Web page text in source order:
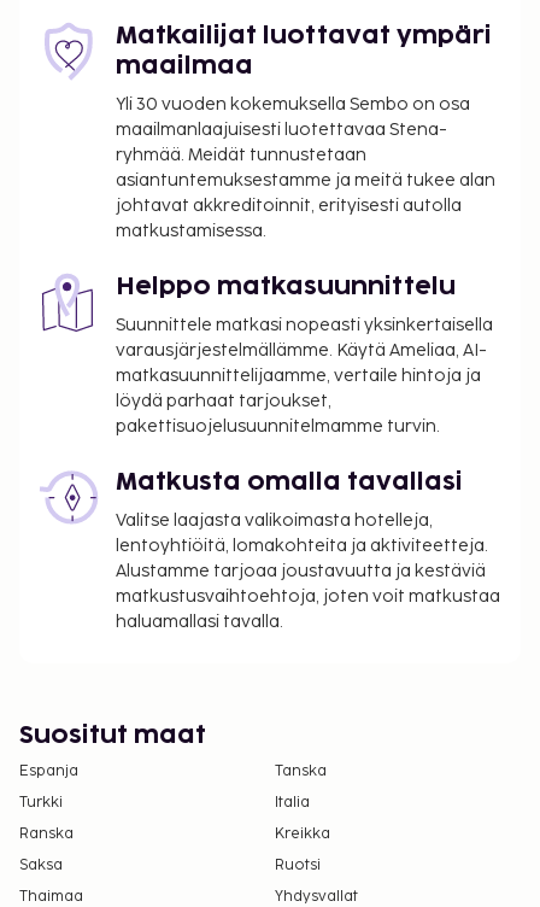
Valet-pysäköinti: 15 EUR per yö
Lemmikit: 29 EUR per lemmikki per päivä
Avustajaeläimistä ei veloiteta lisämaksuja
Yllä oleva luettelo ei ehkä kata kaikkea. Maksut ja
takuumaksut eivät välttämättä sisällä veroja, ja ne
saattavat muuttua.
Kansallisten määräysten vuoksi käteismaksut
tässä majoituspaikassa. Saat lisätietoja asiasta
ottamalla yhteyttä majoituspaikkaan
varausvahvistuksessa olevien tietojen avulla.
Uima-allasta voi käyttää klo 7.00–19.30.
Hierontapalvelut ja kylpylähoidot tulee varata
etukäteen. Varauksen voi tehdä ottamalla
soittamalla varausvahvistuksessa olevaan
numeroon.
Enintään 2 korkeintaan 3 vuotta vanhaa lasta
voi majoittua ilmaiseksi, kun he käyttävät
vanhemman tai huoltajan huoneessa olevia
sänkyjä.
varausvahvistuksessa olevia yhteystietoja
(lemmikeistä veloitetaan lisämaksuja, ja niistä
löytyy lisätietoja lisämaksuja koskevassa
osiossa).
Kontaktiton sisäänkirjautuminen ja kontaktiton
uloskirjautuminen ovat saatavilla.
Matkailijat luottavat ympäri
maailmaa
Yli 30 vuoden kokemuksella Sembo on osa
maailmanlaajuisesti luotettavaa Stena-
ryhmää. Meidät tunnustetaan
asiantuntemuksestamme ja meitä tukee alan
johtavat akkreditoinnit, erityisesti autolla
matkustamisessa.
Helppo matkasuunnittelu
Suunnittele matkasi nopeasti yksinkertaisella
varausjärjestelmällämme. Käytä Ameliaa, AI-
matkasuunnittelijaamme, vertaile hintoja ja
löydä parhaat tarjoukset,
pakettisuojelusuunnitelmamme turvin.
Matkusta omalla tavallasi
Valitse laajasta valikoimasta hotelleja,
lentoyhtiöitä, lomakohteita ja aktiviteetteja.
Alustamme tarjoaa joustavuutta ja kestäviä
matkustusvaihtoehtoja, joten voit matkustaa
haluamallasi tavalla.
Suositut maat
Espanja
Tanska
Turkki
Italia
Ranska
Kreikka
Saksa
Ruotsi
Thaimaa
Yhdysvallat